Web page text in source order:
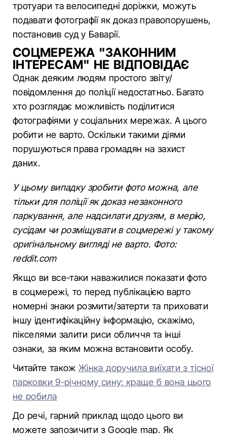
тротуари та велосипедні доріжки, можуть
подавати фотографії як доказ правопорушень,
постановив суд у Баварії.
СОЦМЕРЕЖА "ЗАКОННИМ
ІНТЕРЕСАМ" НЕ ВІДПОВІДАЄ
Однак деяким людям простого звіту/
повідомлення до поліції недостатньо. Багато
хто розглядає можливість поділитися
фотографіями у соціальних мережах. А цього
робити не варто. Оскільки такими діями
порушуються права громадян на захист
даних.
У цьому випадку зробити фото можна, але
тільки для поліції як доказ незаконного
паркування, але надсилати друзям, в мерію,
сусідам чи розміщувати в соцмережі у такому
оригінальному вигляді не варто. Фото:
reddit.com
Якщо ви все-таки наважилися показати фото
в соцмережі, то перед публікацією варто
номерні знаки розмити/затерти та приховати
іншу ідентифікаційну інформацію, скажімо,
пікселями залити риси обличчя та інші
ознаки, за яким можна встановити особу.
Читайте такожЖінка доручила виїхати з тісної
парковки 9-річному сину: краще б вона цього
не робила
До речі, гарний приклад щодо цього ви
можете запозичити з Google map. Як